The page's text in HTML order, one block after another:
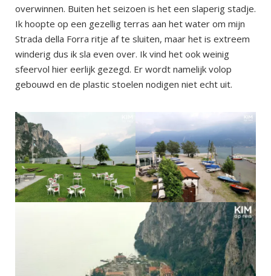
overwinnen. Buiten het seizoen is het een slaperig stadje.
Ik hoopte op een gezellig terras aan het water om mijn
Strada della Forra ritje af te sluiten, maar het is extreem
winderig dus ik sla even over. Ik vind het ook weinig
sfeervol hier eerlijk gezegd. Er wordt namelijk volop
gebouwd en de plastic stoelen nodigen niet echt uit.